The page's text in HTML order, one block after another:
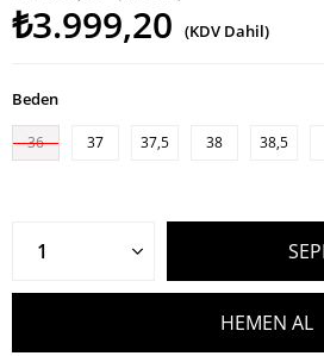
₺3.999,20 (KDV Dahil)
Beden
36 37 37,5 38 38,5